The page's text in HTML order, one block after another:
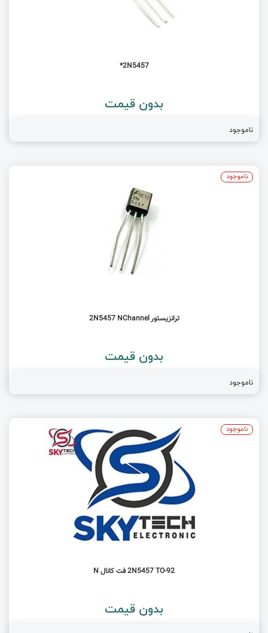
2N5457*
بدون قیمت
ناموجود
ترانزیستور 2N5457 NChannel
بدون قیمت
ناموجود
ناموجود
2N5457 TO-92 فت کانال N
بدون قیمت
ناموجود